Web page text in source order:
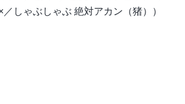
しゃぶしゃぶ 絶対アカン（猪））